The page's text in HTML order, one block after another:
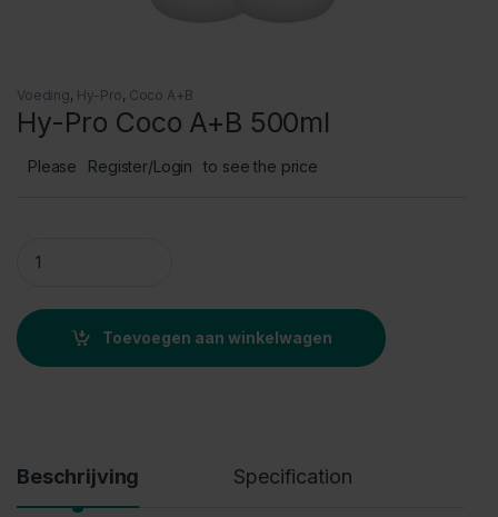
Voeding, Hy-Pro, Coco A+B
Hy-Pro Coco A+B 500ml
Please Register/Login to see the price
Toevoegen aan winkelwagen
Beschrijving Specification